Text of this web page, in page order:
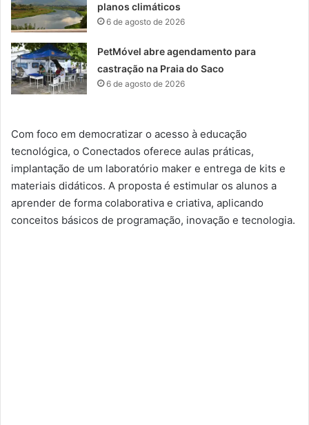
planos climáticos
6 de agosto de 2026
PetMóvel abre agendamento para
castração na Praia do Saco
6 de agosto de 2026
Com foco em democratizar o acesso à educação
tecnológica, o Conectados oferece aulas práticas,
implantação de um laboratório maker e entrega de kits e
materiais didáticos. A proposta é estimular os alunos a
aprender de forma colaborativa e criativa, aplicando
conceitos básicos de programação, inovação e tecnologia.